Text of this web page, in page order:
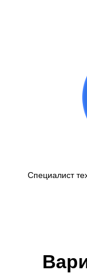
Специалист